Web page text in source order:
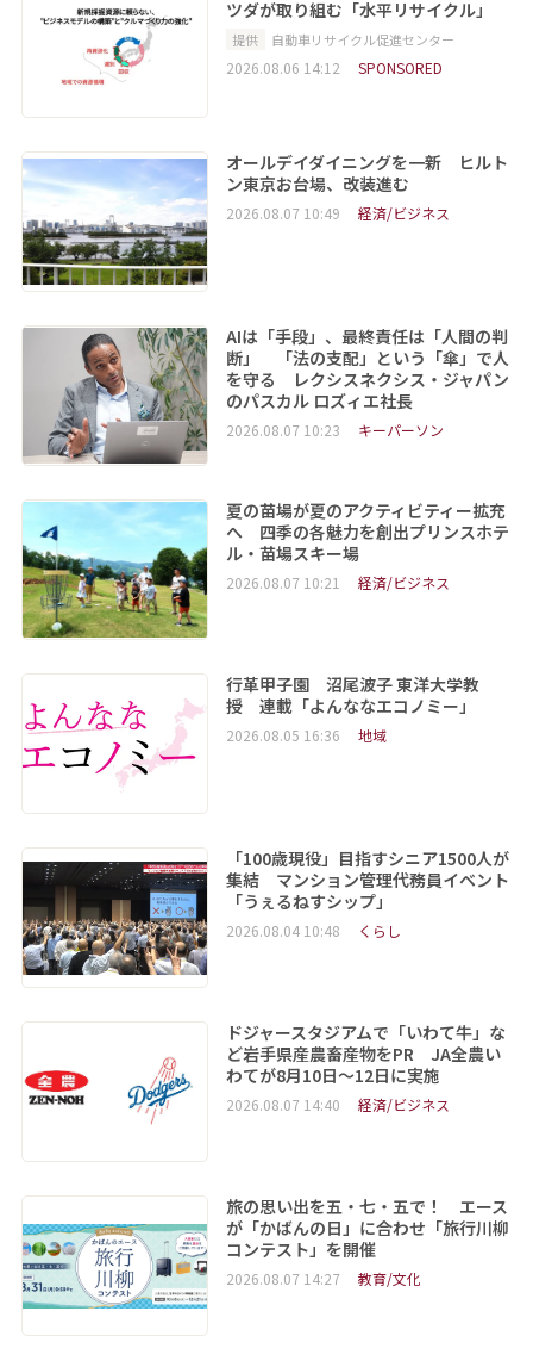
ツダが取り組む「水平リサイクル」
提供 自動車リサイクル促進センター
2026.08.06 14:12 SPONSORED
オールデイダイニングを一新 ヒルト
ン東京お台場、改装進む
2026.08.07 10:49 経済/ビジネス
AIは「手段」、最終責任は「人間の判
断」 「法の支配」という「傘」で人
を守る レクシスネクシス・ジャパン
のパスカル ロズィエ社長
2026.08.07 10:23 キーパーソン
夏の苗場が夏のアクティビティー拡充
へ 四季の各魅力を創出プリンスホテ
ル・苗場スキー場
2026.08.07 10:21 経済/ビジネス
行革甲子園 沼尾波子 東洋大学教
授 連載「よんななエコノミー」
2026.08.05 16:36 地域
「100歳現役」目指すシニア1500人が
集結 マンション管理代務員イベント
「うぇるねすシップ」
2026.08.04 10:48 くらし
ドジャースタジアムで「いわて牛」な
ど岩手県産農畜産物をPR JA全農い
わてが8月10日～12日に実施
2026.08.07 14:40 経済/ビジネス
旅の思い出を五・七・五で！ エース
が「かばんの日」に合わせ「旅行川柳
コンテスト」を開催
2026.08.07 14:27 教育/文化